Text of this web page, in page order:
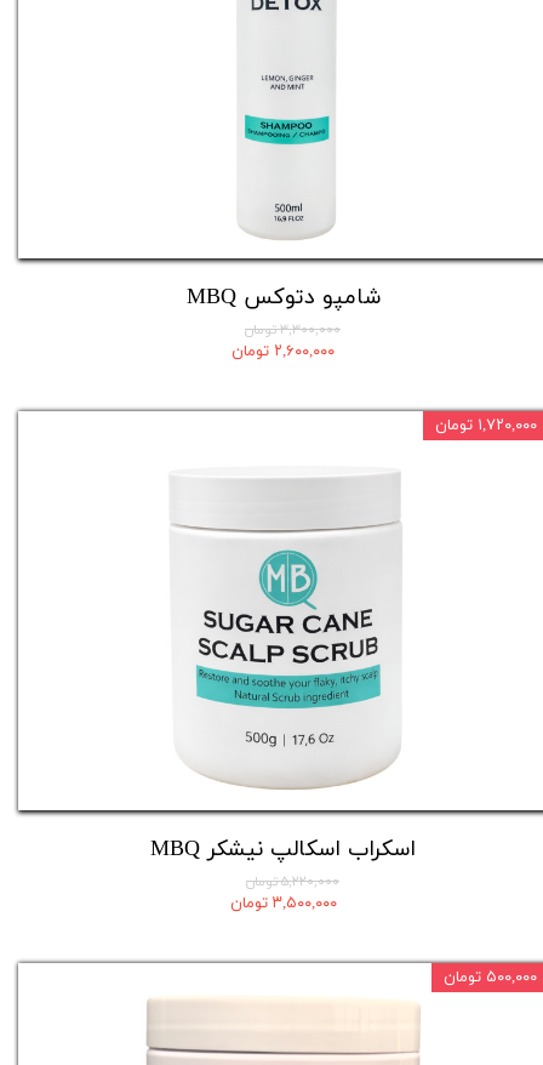
شامپو دتوکس MBQ
۳,۳۰۰,۰۰۰ تومان
۲,۶۰۰,۰۰۰ تومان
اسکراب اسکالپ نیشکر MBQ
۵,۲۲۰,۰۰۰ تومان
۳,۵۰۰,۰۰۰ تومان
۱,۷۲۰,۰۰۰ تومان
۵۰۰,۰۰۰ تومان